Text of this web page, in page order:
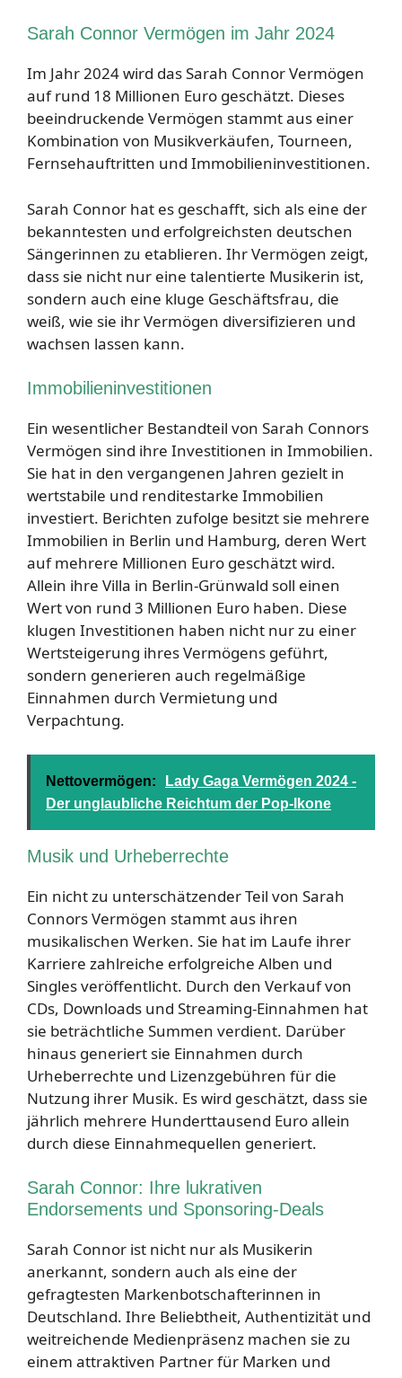
Sarah Connor Vermögen im Jahr 2024
Im Jahr 2024 wird das Sarah Connor Vermögen
auf rund 18 Millionen Euro geschätzt. Dieses
beeindruckende Vermögen stammt aus einer
Kombination von Musikverkäufen, Tourneen,
Fernsehauftritten und Immobilieninvestitionen.
Sarah Connor hat es geschafft, sich als eine der
bekanntesten und erfolgreichsten deutschen
Sängerinnen zu etablieren. Ihr Vermögen zeigt,
dass sie nicht nur eine talentierte Musikerin ist,
sondern auch eine kluge Geschäftsfrau, die
weiß, wie sie ihr Vermögen diversifizieren und
wachsen lassen kann.
Immobilieninvestitionen
Ein wesentlicher Bestandteil von Sarah Connors
Vermögen sind ihre Investitionen in Immobilien.
Sie hat in den vergangenen Jahren gezielt in
wertstabile und renditestarke Immobilien
investiert. Berichten zufolge besitzt sie mehrere
Immobilien in Berlin und Hamburg, deren Wert
auf mehrere Millionen Euro geschätzt wird.
Allein ihre Villa in Berlin-Grünwald soll einen
Wert von rund 3 Millionen Euro haben. Diese
klugen Investitionen haben nicht nur zu einer
Wertsteigerung ihres Vermögens geführt,
sondern generieren auch regelmäßige
Einnahmen durch Vermietung und
Verpachtung.
Nettovermögen:
Lady Gaga Vermögen 2024 -
Der unglaubliche Reichtum der Pop-Ikone
Musik und Urheberrechte
Ein nicht zu unterschätzender Teil von Sarah
Connors Vermögen stammt aus ihren
musikalischen Werken. Sie hat im Laufe ihrer
Karriere zahlreiche erfolgreiche Alben und
Singles veröffentlicht. Durch den Verkauf von
CDs, Downloads und Streaming-Einnahmen hat
sie beträchtliche Summen verdient. Darüber
hinaus generiert sie Einnahmen durch
Urheberrechte und Lizenzgebühren für die
Nutzung ihrer Musik. Es wird geschätzt, dass sie
jährlich mehrere Hunderttausend Euro allein
durch diese Einnahmequellen generiert.
Sarah Connor: Ihre lukrativen
Endorsements und Sponsoring-Deals
Sarah Connor ist nicht nur als Musikerin
anerkannt, sondern auch als eine der
gefragtesten Markenbotschafterinnen in
Deutschland. Ihre Beliebtheit, Authentizität und
weitreichende Medienpräsenz machen sie zu
einem attraktiven Partner für Marken und